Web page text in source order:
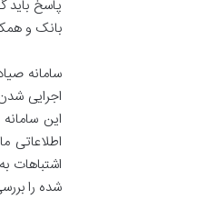
پاسخ باید
بانک و
سامانه
این
اطلاعاتی
اشتباهات
شده را